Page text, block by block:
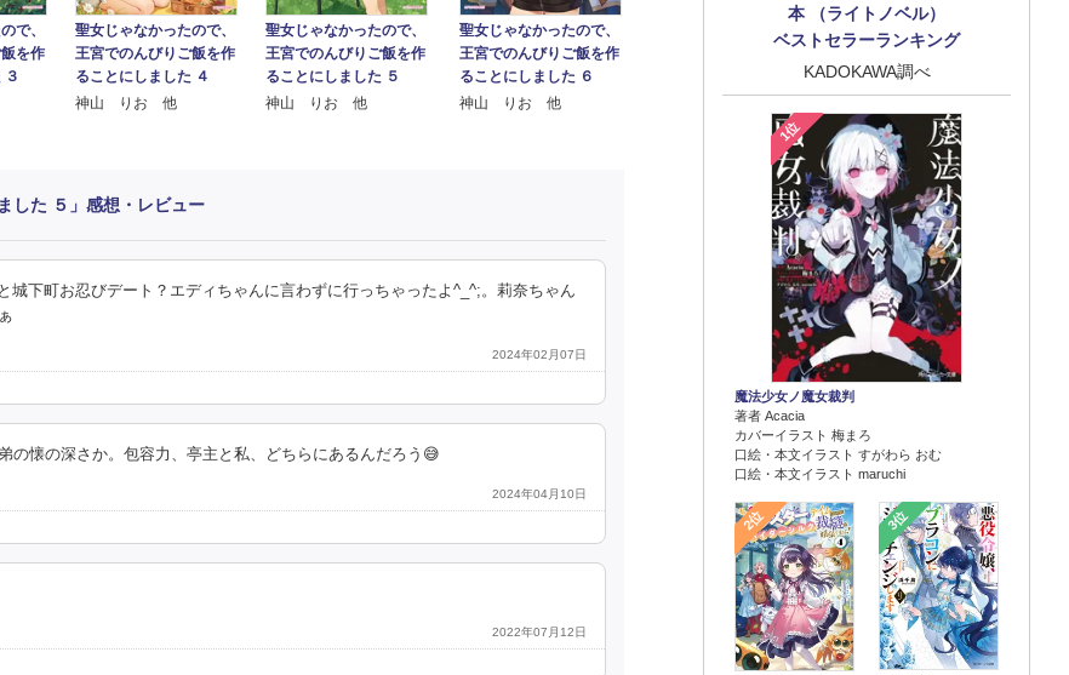
で、
を作
３
聖女じゃなかったので、
王宮でのんびりご飯を作
ることにしました ４
神山 りお 他
聖女じゃなかったので、
王宮でのんびりご飯を作
ることにしました ５
神山 りお 他
聖女じゃなかったので、
王宮でのんびりご飯を作
ることにしました ６
神山 りお 他
した ５」感想・レビュー
下町お忍びデート？エディちゃんに言わずに行っちゃったよ^_^;。莉奈ちゃん
2024年02月07日
の懐の深さか。包容力、亭主と私、どちらにあるんだろう😅
2024年04月10日
2022年07月12日
本 （ライトノベル）
ベストセラーランキング
KADOKAWA調べ
1位
魔法少女ノ魔女裁判
著者 Acacia
カバーイラスト 梅まろ
口絵・本文イラスト すがわら おむ
口絵・本文イラスト maruchi
2位 3位